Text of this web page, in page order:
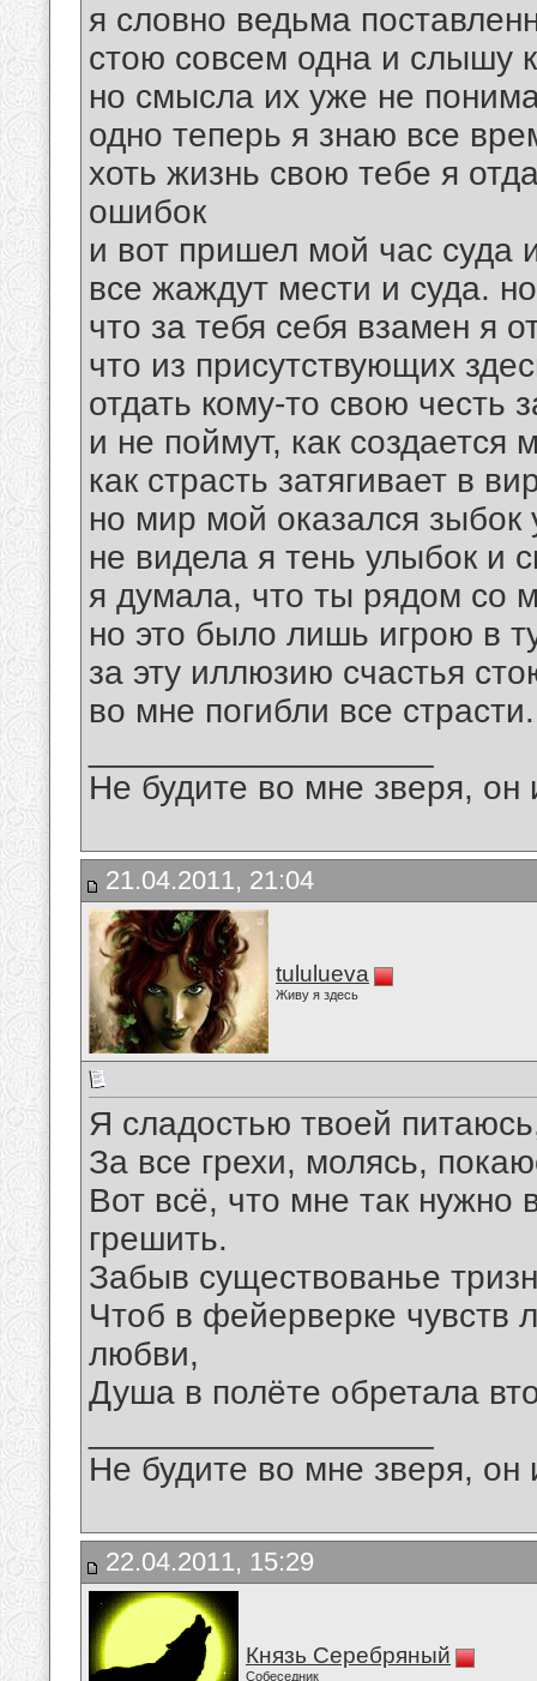
я словно ведьма
стою совсем одна и слышу
но смысла их уже не
одно теперь я знаю все
хоть жизнь свою тебе я
ошибок
и вот пришел мой час суда
все жаждут мести и суда.
что за тебя себя взамен я
что из присутствующих
отдать кому-то свою честь
и не поймут, как
как страсть затягивает в
но мир мой оказался зыбок
не видела я тень улыбок и
я думала, что ты рядом
но это было лишь игрою в
за эту иллюзию счастья
во мне погибли все
Не будите во мне зверя, он
21.04.2011, 21:04
tululueva
Живу я здесь
Я сладостью твоей
За все грехи, молясь,
Bот всё, что мне так
грешить.
Забыв существованье
Чтоб в фейерверке чувств
любви,
Душа в полёте обретала
Не будите во мне зверя, он
22.04.2011, 15:29
Князь Серебряный
Собеседник